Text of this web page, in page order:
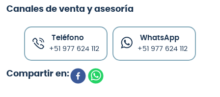
Canales de venta y asesoría
Teléfono
+51 977 624 112
WhatsApp
+51 977 624 112